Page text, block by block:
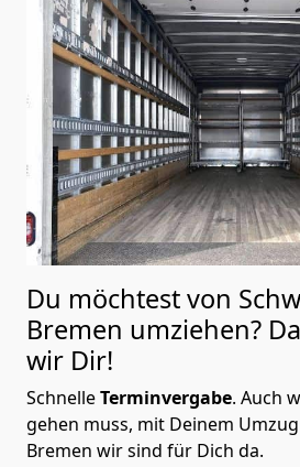
Du möchtest von
Bremen umziehen?
wir Dir!
SchnelleTerminvergabe. Auch
gehen muss, mit Deinem
Bremen wir sind für Dich da.